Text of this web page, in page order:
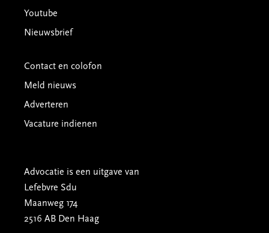
Youtube
Nieuwsbrief
Contact en colofon
Meld nieuws
Adverteren
Vacature indienen
Advocatie is een uitgave van
Lefebvre Sdu
Maanweg 174
2516 AB Den Haag